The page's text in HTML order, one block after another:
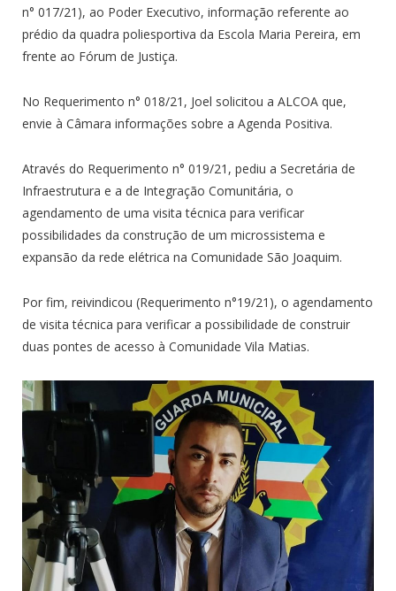
n° 017/21), ao Poder Executivo, informação referente ao
prédio da quadra poliesportiva da Escola Maria Pereira, em
frente ao Fórum de Justiça.
No Requerimento n° 018/21, Joel solicitou a ALCOA que,
envie à Câmara informações sobre a Agenda Positiva.
Através do Requerimento n° 019/21, pediu a Secretária de
Infraestrutura e a de Integração Comunitária, o
agendamento de uma visita técnica para verificar
possibilidades da construção de um microssistema e
expansão da rede elétrica na Comunidade São Joaquim.
Por fim, reivindicou (Requerimento n°19/21), o agendamento
de visita técnica para verificar a possibilidade de construir
duas pontes de acesso à Comunidade Vila Matias.